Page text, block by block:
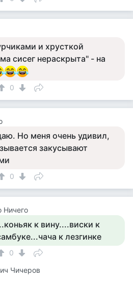
и хрусткой
сисег нераскрыта" - на
0
Но меня очень удивил,
закусывают
0
Ничего
к вину....виски к
к лезгинке
0
Чичеров